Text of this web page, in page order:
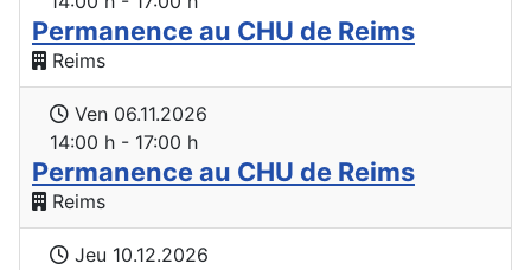
Permanence au CHU de Reims
Reims
Ven 06.11.2026
14:00 h - 17:00 h
Permanence au CHU de Reims
Reims
Jeu 10.12.2026